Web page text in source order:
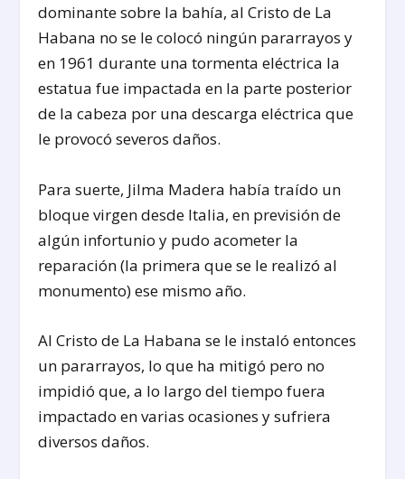
dominante sobre la bahía, al Cristo de La
Habana no se le colocó ningún pararrayos y
en 1961 durante una tormenta eléctrica la
estatua fue impactada en la parte posterior
de la cabeza por una descarga eléctrica que
le provocó severos daños.
Para suerte, Jilma Madera había traído un
bloque virgen desde Italia, en previsión de
algún infortunio y pudo acometer la
reparación (la primera que se le realizó al
monumento) ese mismo año.
Al Cristo de La Habana se le instaló entonces
un pararrayos, lo que ha mitigó pero no
impidió que, a lo largo del tiempo fuera
impactado en varias ocasiones y sufriera
diversos daños.